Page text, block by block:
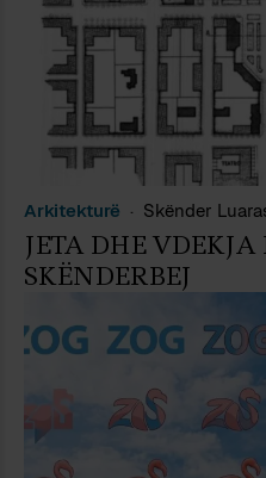
Arkitekturë Skënder
JETA DHE VDEKJA
SKËNDERBEJ